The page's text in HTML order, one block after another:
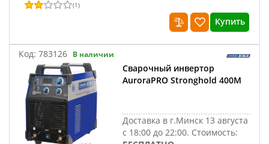
(1)
Купить
Код: 783126 В наличии
Сварочный инвертор
AuroraPRO Stronghold 400M
Доставка в г.Минск 13 августа
с 18:00 до 22:00. Стоимость: